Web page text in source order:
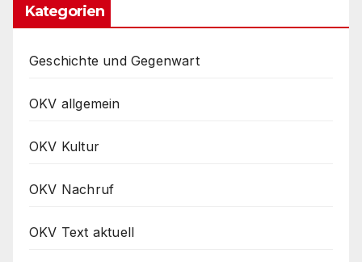
Kategorien
Geschichte und Gegenwart
OKV allgemein
OKV Kultur
OKV Nachruf
OKV Text aktuell